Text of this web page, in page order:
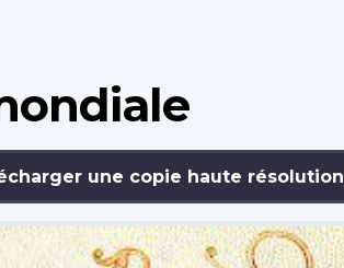
une copie haute résolution